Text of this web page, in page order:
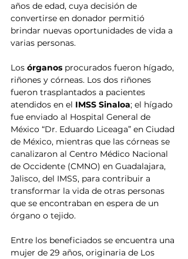
años de edad, cuya decisión de
convertirse en donador permitió
brindar nuevas oportunidades de vida a
varias personas.
Los órganos procurados fueron hígado,
riñones y córneas. Los dos riñones
fueron trasplantados a pacientes
atendidos en el IMSS Sinaloa; el hígado
fue enviado al Hospital General de
México “Dr. Eduardo Liceaga” en Ciudad
de México, mientras que las córneas se
canalizaron al Centro Médico Nacional
de Occidente (CMNO) en Guadalajara,
Jalisco, del IMSS, para contribuir a
transformar la vida de otras personas
que se encontraban en espera de un
órgano o tejido.
Entre los beneficiados se encuentra una
mujer de 29 años, originaria de Los